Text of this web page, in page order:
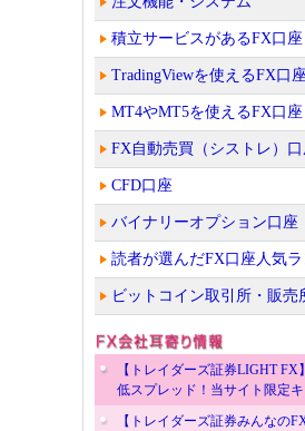
積立サービスがあるFX口座
TradingViewを使えるFX口座
MT4やMT5を使えるFX口座
FX自動売買（シストレ）口
CFD口座
バイナリーオプション口座
読者が選んだFX口座人気ラ
ビットコイン取引所・販売
【トレイダーズ証券LIGHT FX
低スプレッド！当サイト限定
【トレイダーズ証券みんなの